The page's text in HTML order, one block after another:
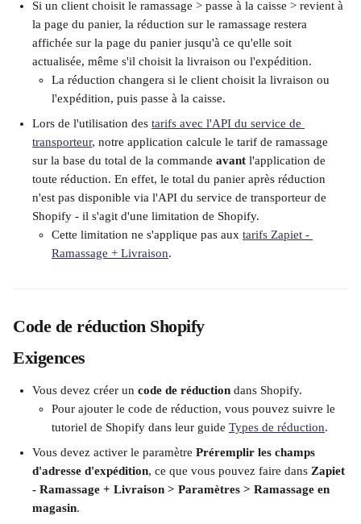
Si un client choisit le ramassage > passe à la caisse > revient à
la page du panier, la réduction sur le ramassage restera
affichée sur la page du panier jusqu'à ce qu'elle soit
actualisée, même s'il choisit la livraison ou l'expédition.
La réduction changera si le client choisit la livraison ou
l'expédition, puis passe à la caisse.
Lors de l'utilisation des tarifs avec l'API du service de
transporteur, notre application calcule le tarif de ramassage
sur la base du total de la commande avant l'application de
toute réduction. En effet, le total du panier après réduction
n'est pas disponible via l'API du service de transporteur de
Shopify - il s'agit d'une limitation de Shopify.
Cette limitation ne s'applique pas aux tarifs Zapiet -
Ramassage + Livraison.
Code de réduction Shopify
Exigences
Vous devez créer un code de réduction dans Shopify.
Pour ajouter le code de réduction, vous pouvez suivre le
tutoriel de Shopify dans leur guide Types de réduction.
Vous devez activer le paramètre Préremplir les champs
d'adresse d'expédition, ce que vous pouvez faire dans Zapiet
- Ramassage + Livraison > Paramètres > Ramassage en
magasin.